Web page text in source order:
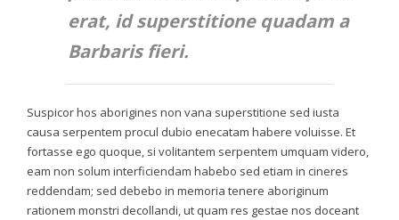
erat, id superstitione quadam a
Barbaris fieri.
Suspicor hos aborigines non vana superstitione sed iusta
causa serpentem procul dubio enecatam habere voluisse. Et
fortasse ego quoque, si volitantem serpentem umquam videro,
eam non solum interficiendam habebo sed etiam in cineres
reddendam; sed debebo in memoria tenere aboriginum
rationem monstri decollandi, ut quam res gestae nos doceant